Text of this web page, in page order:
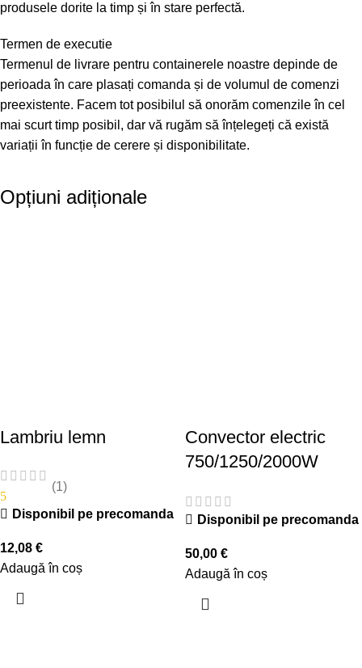
produsele dorite la timp și în stare perfectă.
Termen de executie
Termenul de livrare pentru containerele noastre depinde de
perioada în care plasați comanda și de volumul de comenzi
preexistente. Facem tot posibilul să onorăm comenzile în cel
mai scurt timp posibil, dar vă rugăm să înțelegeți că există
variații în funcție de cerere și disponibilitate.
Opțiuni adiționale
Lambriu lemn
5
(1)
Disponibil pe precomanda
12,08 €
Adaugă în coș
Convector electric
750/1250/2000W
Disponibil pe precomanda
50,00 €
Adaugă în coș